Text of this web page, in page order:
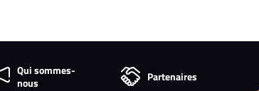
Qui sommes-
nous
Partenaires